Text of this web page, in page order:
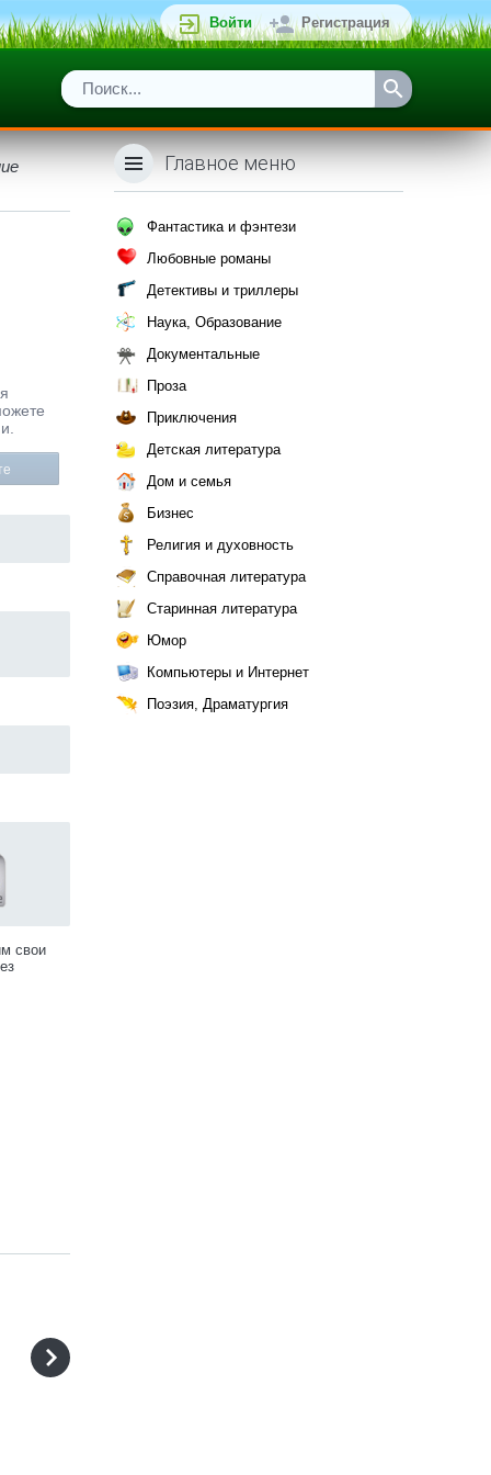
Войти Регистрация
свои
Главное меню
Фантастика и фэнтези
Любовные романы
Детективы и триллеры
Наука, Образование
Документальные
Проза
Приключения
Детская литература
Дом и семья
Бизнес
Религия и духовность
Справочная литература
Старинная литература
Юмор
Компьютеры и Интернет
Поэзия, Драматургия